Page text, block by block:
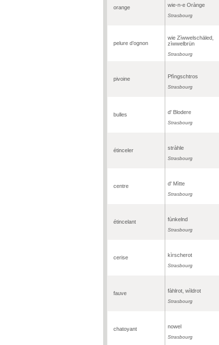
orange wie-n-e Orànge
Strasbourg
pelure d’ognon
wie Zìwwelschäled,
zìwwelbrün
Strasbourg
pivoine Pfìngschtros
Strasbourg
bulles d' Blodere
Strasbourg
étinceler stràhle
Strasbourg
centre d' Mìtte
Strasbourg
étincelant fùnkelnd
Strasbourg
cerise kìrscherot
Strasbourg
fauve fàhlrot, wìldrot
Strasbourg
chatoyant nowel
Strasbourg